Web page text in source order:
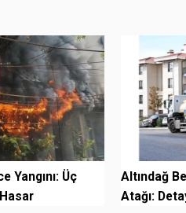
Yangını: Üç
Altındağ
Atağı: